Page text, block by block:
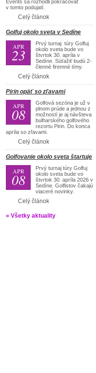
Events sa rozhodli pokračovať
v tomto podujatí.
Celý článok
Golfuj okolo sveta v Sedíne
APR
23
Prvý turnaj túry Golfuj
okolo sveta bude vo
štvrtok 30. apríla v
Sedíne. Súťažiť budú 2-
členné firemné tímy.
Celý článok
Pirin opäť so zľavami
APR
08
Golfová sezóna je už v
plnom prúde a jednou z
možností je aj návšteva
bulharského golfového
rezortu Pirin. Do konca
apríla so zľavami.
Celý článok
Golfovanie okolo sveta štartuje
APR
08
Prvý turnaj túry Golfuj
okolo sveta bude vo
štvrtok 30. apríla 2026 v
Sedíne. Golfistov čakajú
viaceré novinky.
Celý článok
» Všetky aktuality